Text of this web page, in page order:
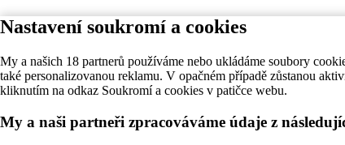
Nastavení soukromí a cookies
My a našich 18 partnerů používáme nebo ukládáme soubory
také personalizovanou reklamu. V opačném případě zůstanou
kliknutím na odkaz Soukromí a cookies v patičce webu.
My a naši partneři zpracováváme údaje z